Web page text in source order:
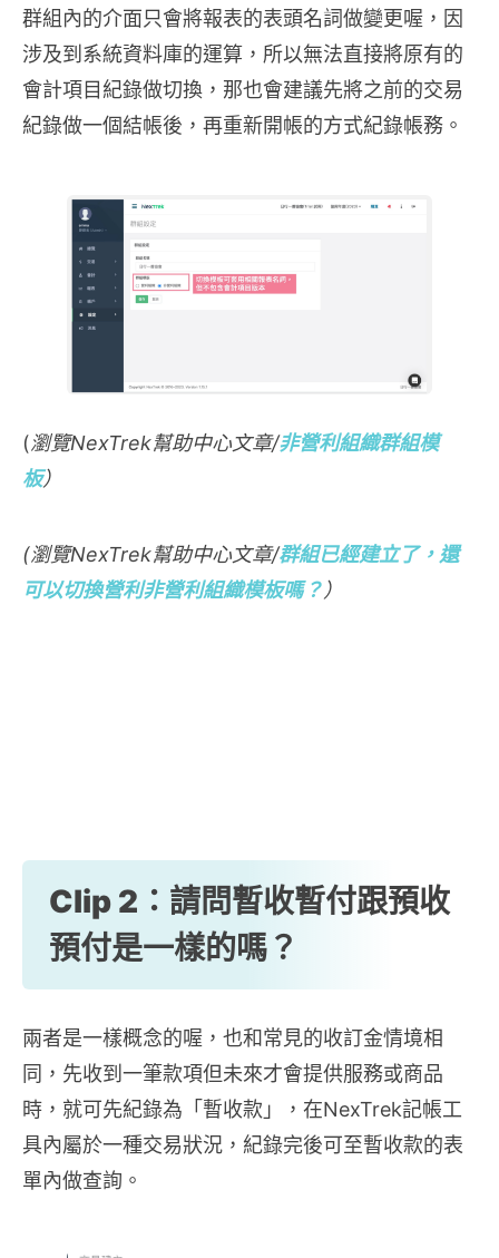
群組內的介面只會將報表的表頭名詞做變更喔，因
涉及到系統資料庫的運算，所以無法直接將原有的
會計項目紀錄做切換，那也會建議先將之前的交易
紀錄做一個結帳後，再重新開帳的方式紀錄帳務。
(瀏覽NexTrek幫助中心文章/非營利組織群組模
板）
(瀏覽NexTrek幫助中心文章/群組已經建立了，還
可以切換營利非營利組織模板嗎？）
Clip 2：請問暫收暫付跟預收
預付是一樣的嗎？
兩者是一樣概念的喔，也和常見的收訂金情境相
同，先收到一筆款項但未來才會提供服務或商品
時，就可先紀錄為「暫收款」，在NexTrek記帳工
具內屬於一種交易狀況，紀錄完後可至暫收款的表
單內做查詢。